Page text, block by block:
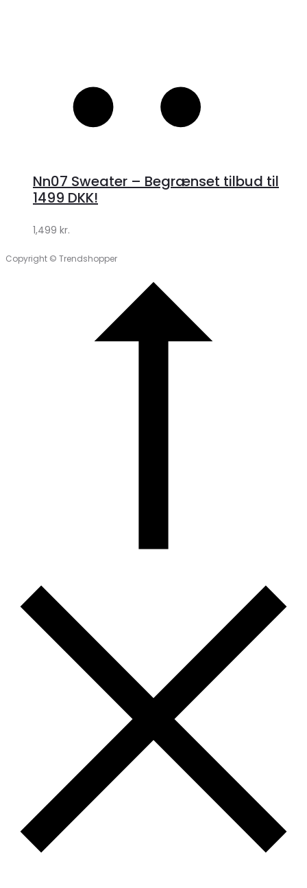
Nn07 Sweater – Begrænset tilbud til
1499 DKK!
1,499 kr.
Copyright © Trendshopper